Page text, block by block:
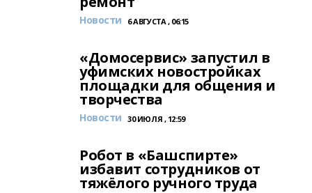
Новости 6 АВГУСТА , 06:15
«Домосервис» запустил в
уфимских новостройках
площадки для общения и
творчества
Новости 30 ИЮЛЯ , 12:59
Робот в «Башспирте»
избавит сотрудников от
тяжёлого ручного труда